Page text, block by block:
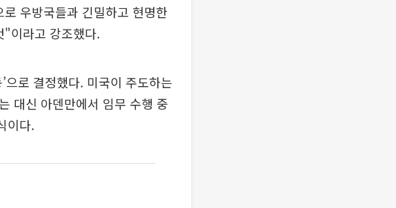
우방국들과 긴밀하고 현명한
"이라고 강조했다.
으로 결정했다. 미국이 주도하는
대신 아덴만에서 임무 수행 중
이다.